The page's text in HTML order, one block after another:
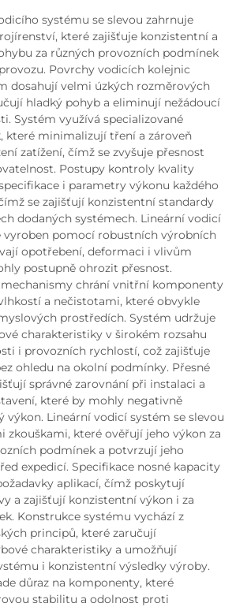
systému se slevou zahrnuje
které zajišťuje konzistentní a
za různých provozních podmínek
Povrchy vodicích kolejnic
dosahují velmi úzkých rozměrových
hladký pohyb a eliminují nežádoucí
Systém využívá specializované
které minimalizují tření a zároveň
zatížení, čímž se zvyšuje přesnost
Postupy kontroly kvality
i parametry výkonu každého
se zajišťují konzistentní standardy
dodaných systémech. Lineární vodicí
vyroben pomocí robustních výrobních
opotřebení, deformaci i vlivům
postupně ohrozit přesnost.
chrání vnitřní komponenty
a nečistotami, které obvykle
prostředích. Systém udržuje
charakteristiky v širokém rozsahu
i provozních rychlostí, což zajišťuje
ohledu na okolní podmínky. Přesné
správné zarovnání při instalaci a
které by mohly negativně
Lineární vodicí systém se slevou
zkouškami, které ověřují jeho výkon za
podmínek a potvrzují jeho
expedicí. Specifikace nosné kapacity
aplikací, čímž poskytují
a zajišťují konzistentní výkon i za
Konstrukce systému vychází z
principů, které zaručují
charakteristiky a umožňují
i konzistentní výsledky výroby.
důraz na komponenty, které
stabilitu a odolnost proti